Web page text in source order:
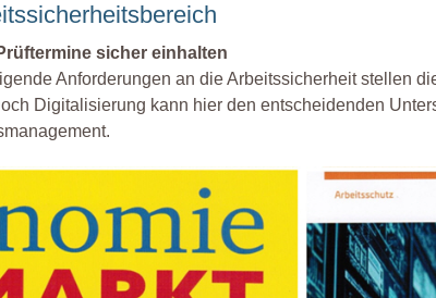
sicher einhalten
Anforderungen an die Arbeitssicherheit stellen
Digitalisierung kann hier den entscheidenden